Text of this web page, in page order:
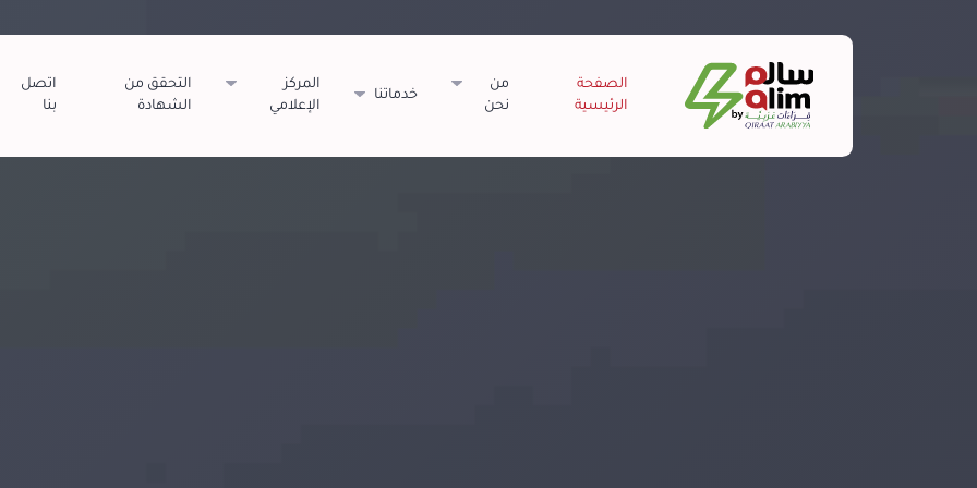
الصفحة
الرئيسية
من
نحن
خدماتنا
المركز
الإعلامي
التحقق من
الشهادة
اتصل
بنا